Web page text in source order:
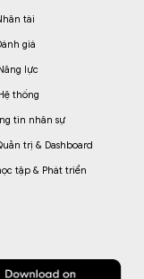
tài
giá
lực
thống
tin nhân sự
trị & Dashboard
tập & Phát triển